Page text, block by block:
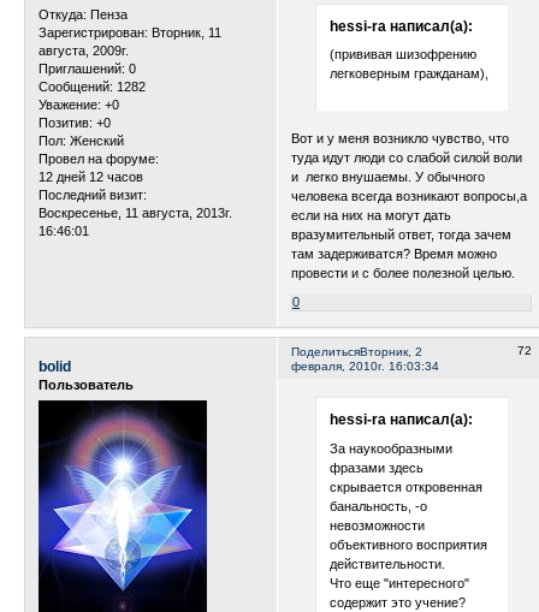
Откуда: Пенза
Зарегистрирован: Вторник, 11
августа, 2009г.
Приглашений: 0
Сообщений: 1282
Уважение: +0
Позитив: +0
Пол: Женский
Провел на форуме:
12 дней 12 часов
Последний визит:
Воскресенье, 11 августа, 2013г.
16:46:01
hessi-ra написал(а):
(прививая шизофрению
легковерным гражданам),
Вот и у меня возникло чувство, что
туда идут люди со слабой силой воли
и легко внушаемы. У обычного
человека всегда возникают вопросы,а
если на них на могут дать
вразумительный ответ, тогда зачем
там задерживатся? Время можно
провести и с более полезной целью.
0
Поделиться 72
Вторник, 2
февраля, 2010г. 16:03:34
bolid
Пользователь
hessi-ra написал(а):
За наукообразными
фразами здесь
скрывается откровенная
банальность, -о
невозможности
объективного восприятия
действительности.
Что еще "интересного"
содержит это учение?